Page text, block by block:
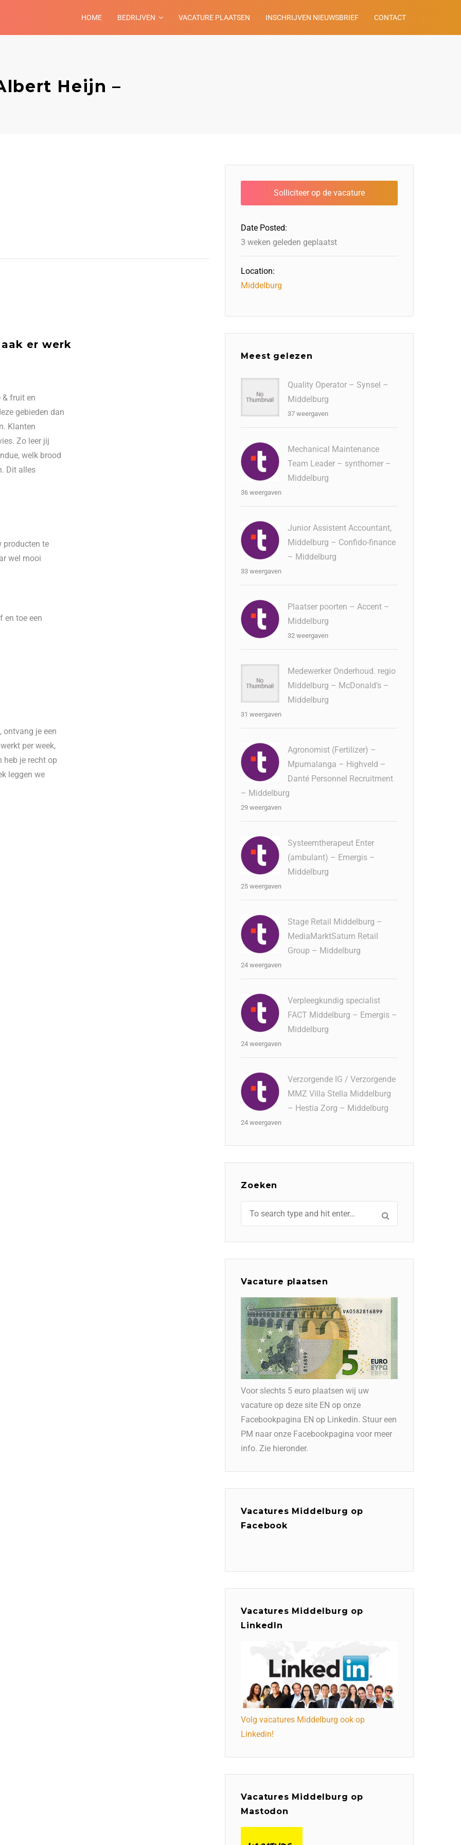
HOME BEDRIJVEN VACATURE PLAATSEN INSCHRIJVEN NIEUWSBRIEF CONTACT
Heijn –
er werk
& fruit en
gebieden dan
Klanten
Zo leer jij
welk brood
Dit alles
producten te
wel mooi
en toe een
ontvang je een
per week,
heb je recht op
leggen we
Date Posted:
3 weken geleden geplaatst
Location:
Middelburg
Meest gelezen
Quality Operator – Synsel –
Middelburg
37 weergaven
Mechanical Maintenance
Team Leader – synthomer –
Middelburg
36 weergaven
Junior Assistent Accountant,
Middelburg – Confido-finance
– Middelburg
33 weergaven
Plaatser poorten – Accent –
Middelburg
32 weergaven
Medewerker Onderhoud. regio
Middelburg – McDonald’s –
Middelburg
31 weergaven
Agronomist (Fertilizer) –
Mpumalanga – Highveld –
Danté Personnel Recruitment
– Middelburg
29 weergaven
Systeemtherapeut Enter
(ambulant) – Emergis –
Middelburg
25 weergaven
Stage Retail Middelburg –
MediaMarktSaturn Retail
Group – Middelburg
24 weergaven
Verpleegkundig specialist
FACT Middelburg – Emergis –
Middelburg
24 weergaven
Verzorgende IG / Verzorgende
MMZ Villa Stella Middelburg
– Hestia Zorg – Middelburg
24 weergaven
Zoeken
Vacature plaatsen
Voor slechts 5 euro plaatsen wij uw
vacature op deze site EN op onze
Facebookpagina EN op Linkedin. Stuur een
PM naar onze Facebookpagina voor meer
info. Zie hieronder.
Vacatures Middelburg op
Facebook
Vacatures Middelburg op
LinkedIn
Volg vacatures Middelburg ook op
Linkedin!
Vacatures Middelburg op
Mastodon